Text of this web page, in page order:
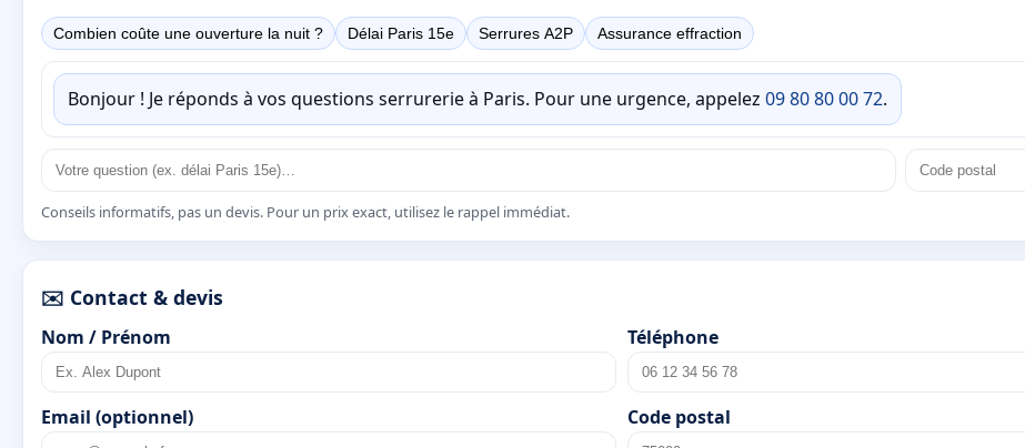
Combien coûte une ouverture la nuit ? Délai Paris 15e Serrures A2P Assurance effraction
Bonjour ! Je réponds à vos questions serrurerie à Paris. Pour une urgence, appelez 09 80 80 00 72.
Conseils informatifs, pas un devis. Pour un prix exact, utilisez le rappel immédiat.
✉️ Contact & devis
Nom / Prénom Téléphone
Email (optionnel) Code postal